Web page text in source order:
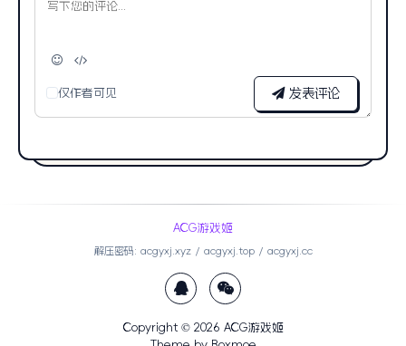
仅作者可见 发表评论
ACG游戏姬
解压密码: acgyxj.xyz / acgyxj.top / acgyxj.cc
Copyright © 2026 ACG游戏姬